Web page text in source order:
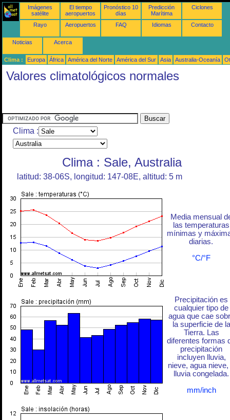
Imágenes
satélite
El tiempo
aeropuertos
Pronóstico 10
días
Predicción
Marítima
Ciclones
Rayo Aeropuertos FAQ Idiomas Contacto
Noticias Acerca
Clima : Europa África América del Norte América del Sur Asia Australia-Oceanía
Valores climatológicos normales
Clima :
Clima : Sale, Australia
latitud: 38-06S, longitud: 147-08E, altitud: 5 m
Media mensual
las temperaturas
mínimas y
diarias.
°C/°F
Precipitación es
cualquier tipo de
agua que cae
la superficie de la
Tierra. Las
diferentes formas
precipitación
incluyen lluvia,
nieve, agua
lluvia congelada.
mm/inch